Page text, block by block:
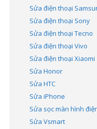
Sửa điện thoại
Sửa điện thoại Sony
Sửa điện thoại Tecno
Sửa điện thoại Vivo
Sửa điện thoại Xiaomi
Sửa Honor
Sửa HTC
Sửa iPhone
Sửa sọc màn hình
Sửa Vsmart